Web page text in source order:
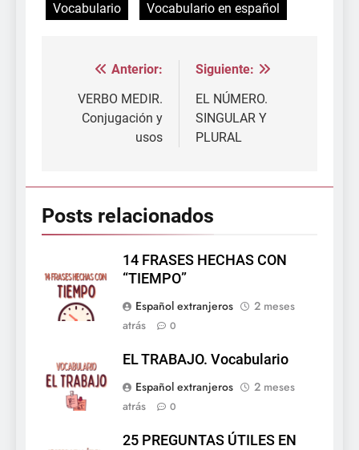
Vocabulario
Vocabulario en español
Navegación
de
entradas
Anterior:
VERBO MEDIR.
Conjugación y
usos
Siguiente:
EL NÚMERO.
SINGULAR Y
PLURAL
Posts relacionados
14 FRASES HECHAS CON
“TIEMPO”
Español extranjeros
2 meses
atrás
0
EL TRABAJO. Vocabulario
Español extranjeros
2 meses
atrás
0
25 PREGUNTAS ÚTILES EN